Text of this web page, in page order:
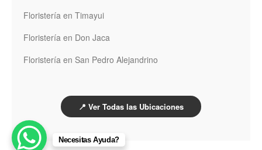
Floristería en Timayui
Floristería en Don Jaca
Floristería en San Pedro Alejandrino
📍 Ver Todas las Ubicaciones
Necesitas Ayuda?